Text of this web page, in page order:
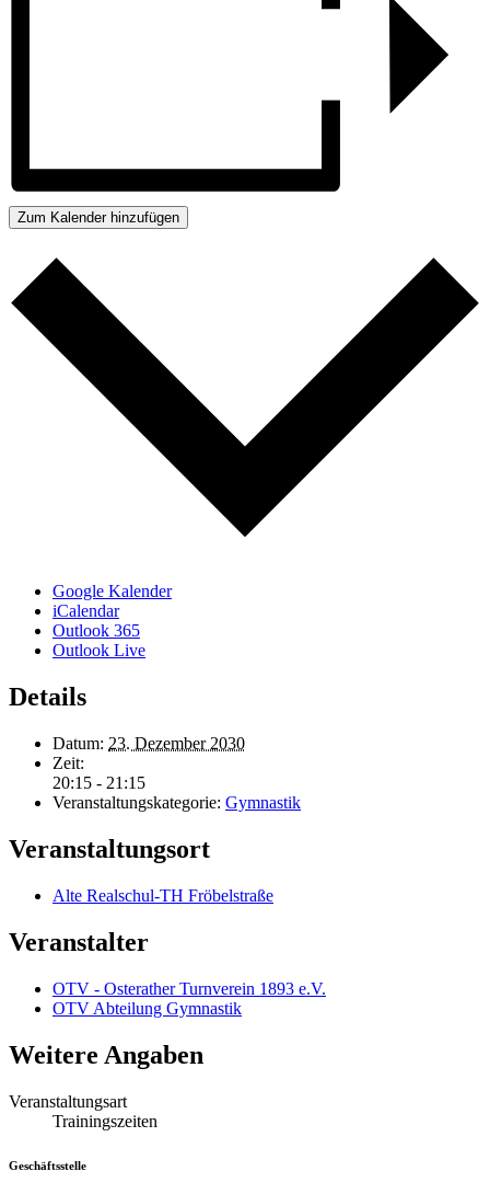
Zum Kalender hinzufügen
Google Kalender
iCalendar
Outlook 365
Outlook Live
Details
Datum: 23. Dezember 2030
Zeit:
20:15 - 21:15
Veranstaltungskategorie: Gymnastik
Veranstaltungsort
Alte Realschul-TH Fröbelstraße
Veranstalter
OTV - Osterather Turnverein 1893 e.V.
OTV Abteilung Gymnastik
Weitere Angaben
Veranstaltungsart
Trainingszeiten
Geschäftsstelle